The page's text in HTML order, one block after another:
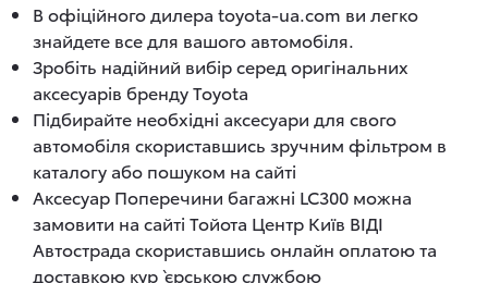
В офіційного дилера toyota-ua.com ви легко
знайдете все для вашого автомобіля.
Зробіть надійний вибір серед оригінальних
аксесуарів бренду Toyota
Підбирайте необхідні аксесуари для свого
автомобіля скориставшись зручним фільтром в
каталогу або пошуком на сайті
Аксесуар Поперечини багажні LC300 можна
замовити на сайті Тойота Центр Київ ВІДІ
Автострада скориставшись онлайн оплатою та
доставкою кур`єрською службою